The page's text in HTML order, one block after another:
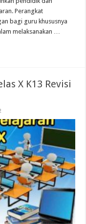
Perangkat
bagi guru khususnya
melaksanakan …
X K13 Revisi